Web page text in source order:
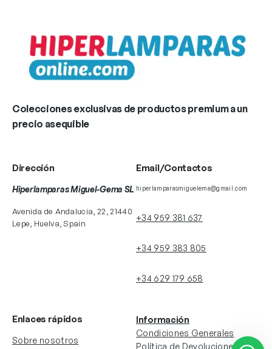
Colecciones exclusivas de productos premium a un
precio asequible
Dirección
Hiperlamparas Miguel-Gema SL
Avenida de Andalucia, 22, 21440
Lepe, Huelva, Spain
Email/Contactos
hiperlamparasmiguelema@gmail.com
+34 959 381 637
+34 959 383 805
+34 629 179 658
Enlaces rápidos
Sobre nosotros
Información
Condiciones Generales
Política de Devoluciones